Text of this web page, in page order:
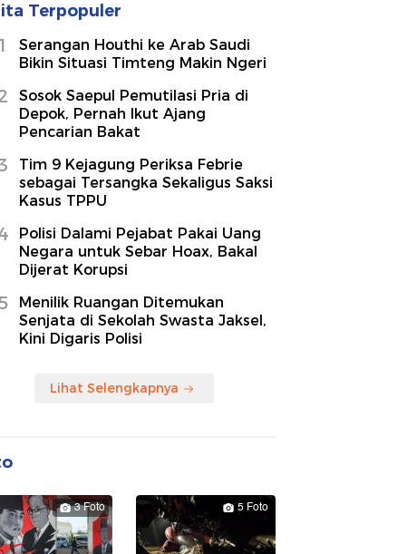
Terpopuler
Serangan Houthi ke Arab Saudi
Bikin Situasi Timteng Makin Ngeri
Sosok Saepul Pemutilasi Pria di
Depok, Pernah Ikut Ajang
Pencarian Bakat
Tim 9 Kejagung Periksa Febrie
sebagai Tersangka Sekaligus Saksi
Kasus TPPU
Polisi Dalami Pejabat Pakai Uang
Negara untuk Sebar Hoax, Bakal
Dijerat Korupsi
Menilik Ruangan Ditemukan
Senjata di Sekolah Swasta Jaksel,
Kini Digaris Polisi
Lihat Selengkapnya
3 Foto 5 Foto